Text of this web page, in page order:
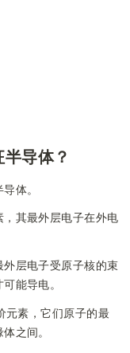
导体？
体。
其最外层电子在外电
层电子受原子核的束
能导电。
素，它们原子的最
之间。